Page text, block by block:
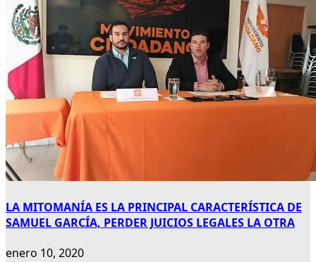
LA MITOMANÍA ES LA PRINCIPAL CARACTERÍSTICA DE
SAMUEL GARCÍA, PERDER JUICIOS LEGALES LA OTRA
enero 10, 2020